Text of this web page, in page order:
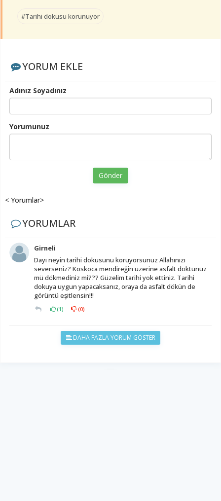
#Tarihi dokusu korunuyor
YORUM EKLE
Adınız Soyadınız
Yorumunuz
Gönder
< Yorumlar>
YORUMLAR
Girneli
Dayı neyin tarihi dokusunu koruyorsunuz Allahınızı
severseniz? Koskoca mendireğin üzerine asfalt döktünüz
mü dökmediniz mi??? Güzelim tarihi yok ettiniz. Tarihi
dokuya uygun yapacaksanız, oraya da asfalt dökün de
görüntü eşitlensin!!!
(1) (0)
DAHA FAZLA YORUM GÖSTER